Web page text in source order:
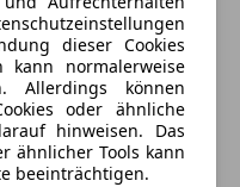
dieser Cookies
kann normalerweise
Allerdings können
oder ähnliche
hinweisen. Das
ähnlicher Tools kann
beeinträchtigen.